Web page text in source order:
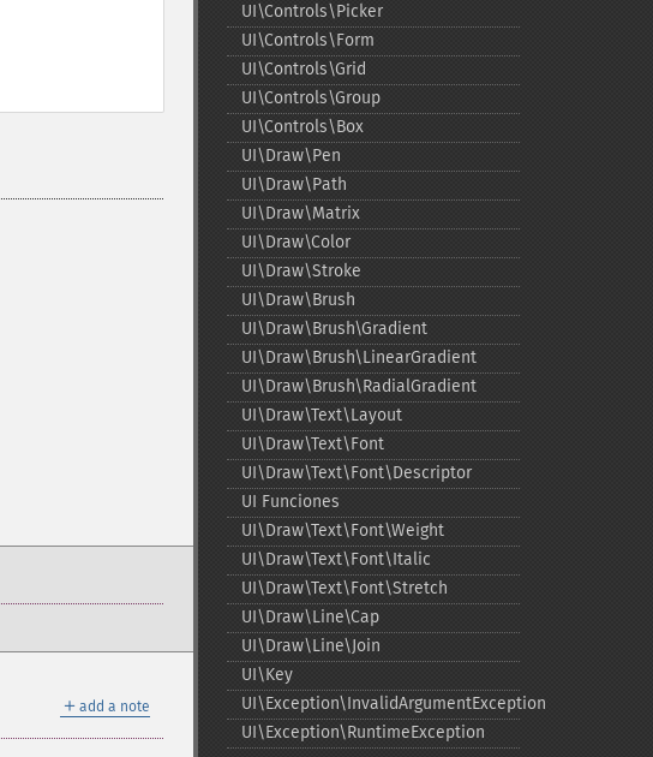
＋ add a note
UI\Controls\Picker
UI\Controls\Form
UI\Controls\Grid
UI\Controls\Group
UI\Controls\Box
UI\Draw\Pen
UI\Draw\Path
UI\Draw\Matrix
UI\Draw\Color
UI\Draw\Stroke
UI\Draw\Brush
UI\Draw\Brush\Gradient
UI\Draw\Brush\LinearGradient
UI\Draw\Brush\RadialGradient
UI\Draw\Text\Layout
UI\Draw\Text\Font
UI\Draw\Text\Font\Descriptor
UI Funciones
UI\Draw\Text\Font\Weight
UI\Draw\Text\Font\Italic
UI\Draw\Text\Font\Stretch
UI\Draw\Line\Cap
UI\Draw\Line\Join
UI\Key
UI\Exception\InvalidArgumentException
UI\Exception\RuntimeException